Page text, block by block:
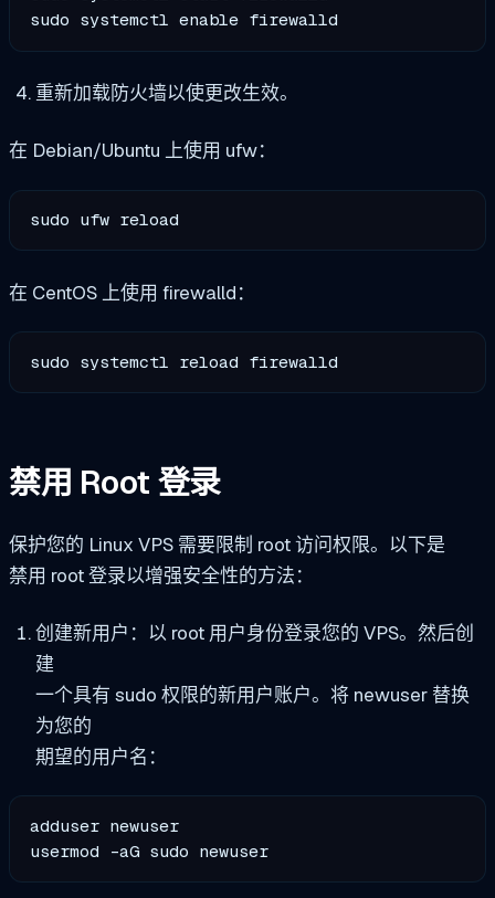
sudo systemctl enable firewalld
重新加载防火墙以使更改生效。
在 Debian/Ubuntu 上使用 ufw：
sudo ufw reload
在 CentOS 上使用 firewalld：
sudo systemctl reload firewalld
禁用 Root 登录
保护您的 Linux VPS 需要限制 root 访问权限。以下是
禁用 root 登录以增强安全性的方法：
创建新用户：以 root 用户身份登录您的 VPS。然后创
建
一个具有 sudo 权限的新用户账户。将 newuser 替换
为您的
期望的用户名：
adduser newuser
usermod -aG sudo newuser